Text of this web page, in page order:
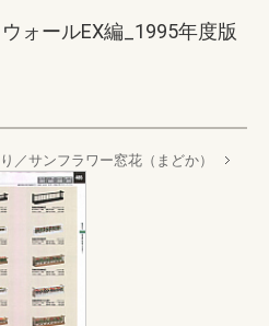
ォールEX編_1995年度版
サンフラワー窓花（まどか）